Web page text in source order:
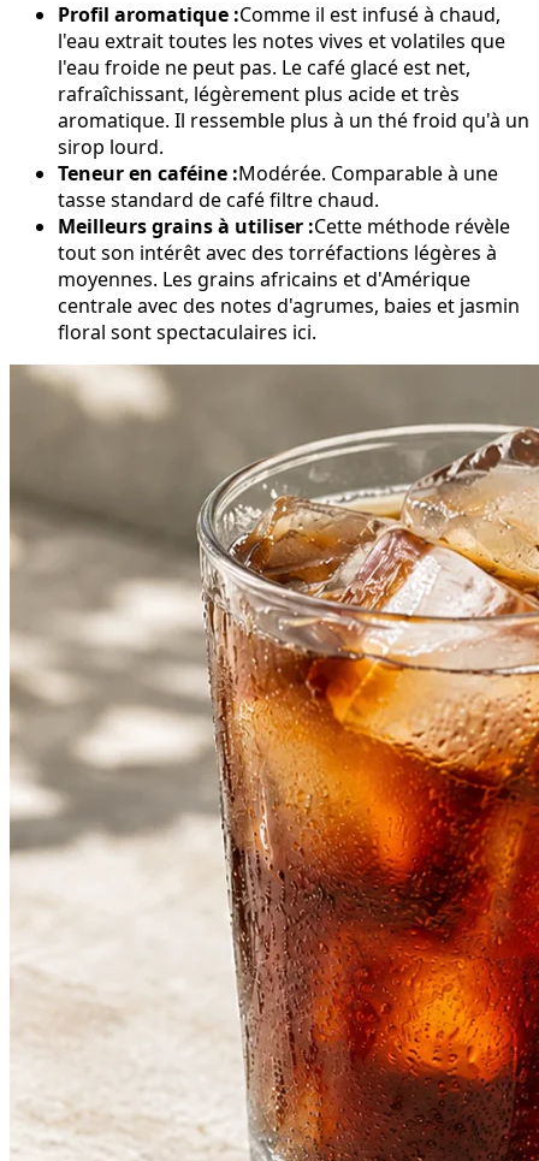
Profil aromatique :Comme il est infusé à chaud,
l'eau extrait toutes les notes vives et volatiles que
l'eau froide ne peut pas. Le café glacé est net,
rafraîchissant, légèrement plus acide et très
aromatique. Il ressemble plus à un thé froid qu'à un
sirop lourd.
Teneur en caféine :Modérée. Comparable à une
tasse standard de café filtre chaud.
Meilleurs grains à utiliser :Cette méthode révèle
tout son intérêt avec des torréfactions légères à
moyennes. Les grains africains et d'Amérique
centrale avec des notes d'agrumes, baies et jasmin
floral sont spectaculaires ici.